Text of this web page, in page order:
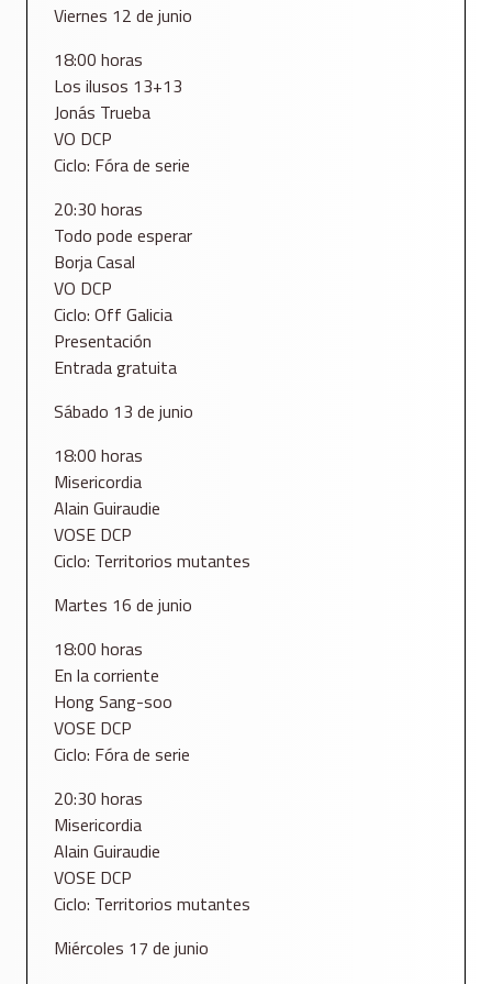
Viernes 12 de junio
18:00 horas
Los ilusos 13+13
Jonás Trueba
VO DCP
Ciclo: Fóra de serie
20:30 horas
Todo pode esperar
Borja Casal
VO DCP
Ciclo: Off Galicia
Presentación
Entrada gratuita
Sábado 13 de junio
18:00 horas
Misericordia
Alain Guiraudie
VOSE DCP
Ciclo: Territorios mutantes
Martes 16 de junio
18:00 horas
En la corriente
Hong Sang-soo
VOSE DCP
Ciclo: Fóra de serie
20:30 horas
Misericordia
Alain Guiraudie
VOSE DCP
Ciclo: Territorios mutantes
Miércoles 17 de junio